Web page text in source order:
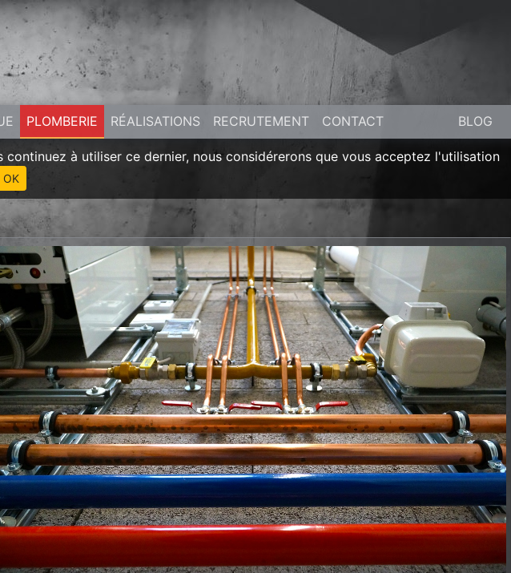
PLOMBERIE RÉALISATIONS RECRUTEMENT CONTACT BLOG
à utiliser ce dernier, nous considérerons que vous acceptez l'utilisation
OK